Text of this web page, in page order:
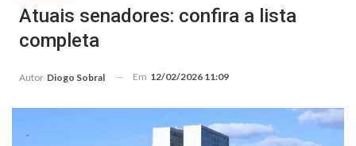
Atuais senadores: confira a lista
completa
Autor Diogo Sobral Em 12/02/2026 11:09